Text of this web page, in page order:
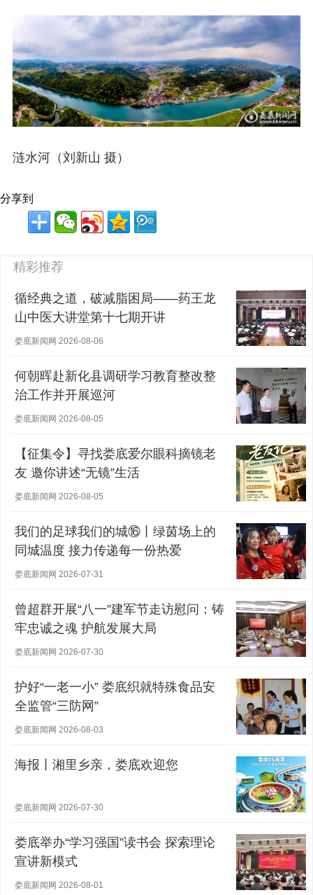
涟水河（刘新山 摄）
分享到
精彩推荐
循经典之道，破减脂困局——药王龙
山中医大讲堂第十七期开讲
娄底新闻网 2026-08-06
何朝晖赴新化县调研学习教育整改整
治工作并开展巡河
娄底新闻网 2026-08-05
【征集令】寻找娄底爱尔眼科摘镜老
友 邀你讲述“无镜”生活
娄底新闻网 2026-08-05
我们的足球我们的城⑯丨绿茵场上的
同城温度 接力传递每一份热爱
娄底新闻网 2026-07-31
曾超群开展“八一”建军节走访慰问：铸
牢忠诚之魂 护航发展大局
娄底新闻网 2026-07-30
护好“一老一小” 娄底织就特殊食品安
全监管“三防网”
娄底新闻网 2026-08-03
海报丨湘里乡亲，娄底欢迎您
娄底新闻网 2026-07-30
娄底举办“学习强国”读书会 探索理论
宣讲新模式
娄底新闻网 2026-08-01